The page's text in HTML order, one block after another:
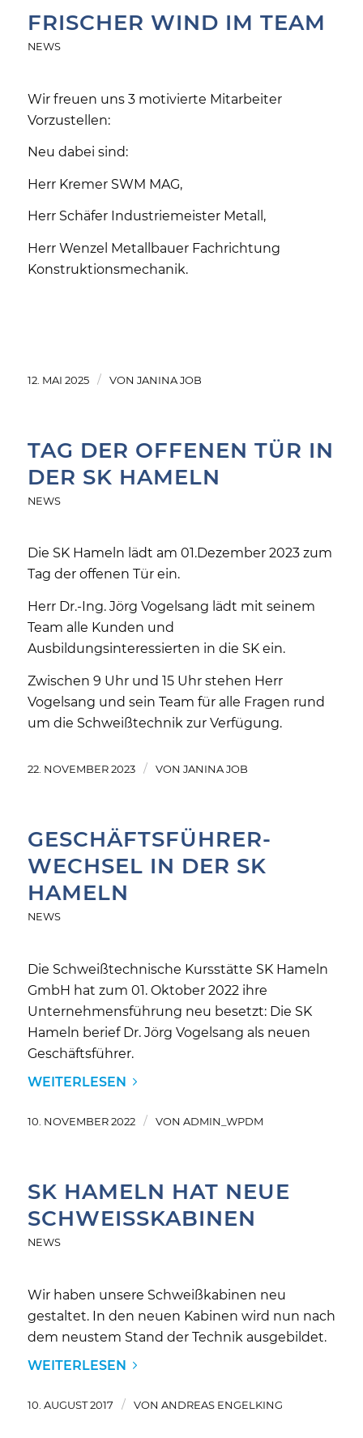
FRISCHER WIND IM TEAM
NEWS
Wir freuen uns 3 motivierte Mitarbeiter
Vorzustellen:
Neu dabei sind:
Herr Kremer SWM MAG,
Herr Schäfer Industriemeister Metall,
Herr Wenzel Metallbauer Fachrichtung
Konstruktionsmechanik.
12. MAI 2025 / VON JANINA JOB
TAG DER OFFENEN TÜR IN
DER SK HAMELN
NEWS
Die SK Hameln lädt am 01.Dezember 2023 zum
Tag der offenen Tür ein.
Herr Dr.-Ing. Jörg Vogelsang lädt mit seinem
Team alle Kunden und
Ausbildungsinteressierten in die SK ein.
Zwischen 9 Uhr und 15 Uhr stehen Herr
Vogelsang und sein Team für alle Fragen rund
um die Schweißtechnik zur Verfügung.
22. NOVEMBER 2023 / VON JANINA JOB
GESCHÄFTSFÜHRER-
WECHSEL IN DER SK
HAMELN
NEWS
Die Schweißtechnische Kursstätte SK Hameln
GmbH hat zum 01. Oktober 2022 ihre
Unternehmensführung neu besetzt: Die SK
Hameln berief Dr. Jörg Vogelsang als neuen
Geschäftsführer.
WEITERLESEN
10. NOVEMBER 2022 / VON ADMIN_WPDM
SK HAMELN HAT NEUE
SCHWEISSKABINEN
NEWS
Wir haben unsere Schweißkabinen neu
gestaltet. In den neuen Kabinen wird nun nach
dem neustem Stand der Technik ausgebildet.
WEITERLESEN
10. AUGUST 2017 / VON ANDREAS ENGELKING